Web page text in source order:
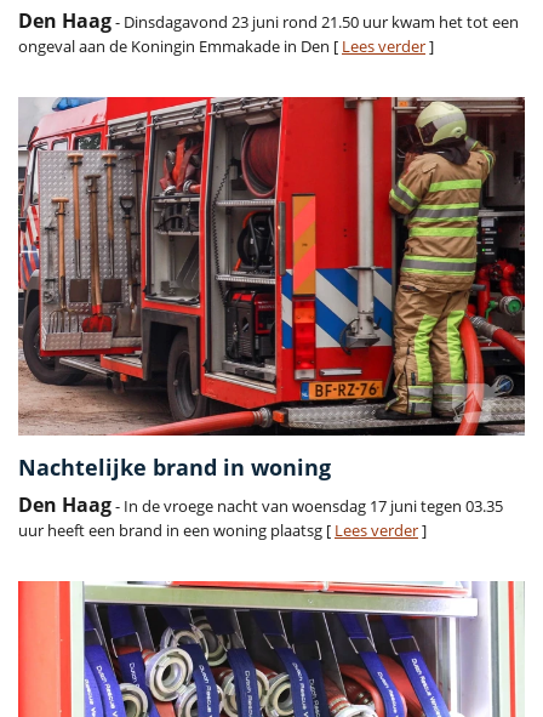
Den Haag- Dinsdagavond 23 juni rond 21.50 uur kwam het tot een
ongeval aan de Koningin Emmakade in Den [ Lees verder]
Nachtelijke brand in woning
Den Haag- In de vroege nacht van woensdag 17 juni tegen 03.35
uur heeft een brand in een woning plaatsg [ Lees verder]